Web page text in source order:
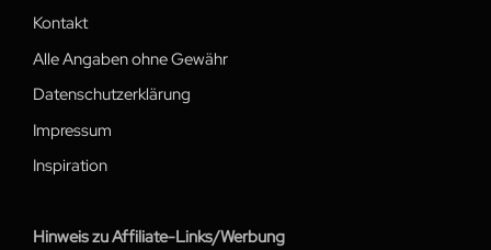
Kontakt
Alle Angaben ohne Gewähr
Datenschutzerklärung
Impressum
Inspiration
Hinweis zu Affiliate-Links/Werbung